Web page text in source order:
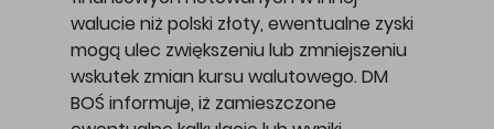
walucie niż polski złoty, ewentualne zyski
mogą ulec zwiększeniu lub zmniejszeniu
wskutek zmian kursu walutowego. DM
BOŚ informuje, iż zamieszczone